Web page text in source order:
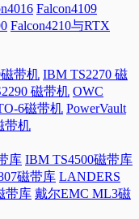
Falcon4109
Falcon4210与RTX
带机 IBM TS2270 磁
磁带机 OWC
6磁带机 PowerVault
带机
库 IBM TS4500磁带库
磁带库 LANDERS
带库 戴尔EMC ML3磁